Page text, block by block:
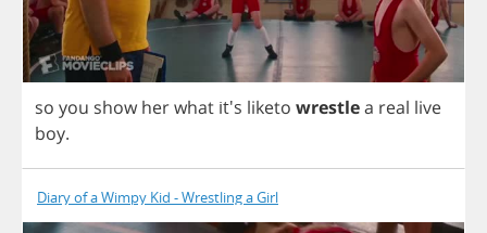
so you show herwhat it's liketo wrestlea real live
boy.
Diary of a Wimpy Kid - Wrestling a Girl